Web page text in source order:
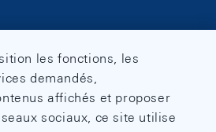
les fonctions, les
demandés,
affichés et proposer
sociaux, ce site utilise